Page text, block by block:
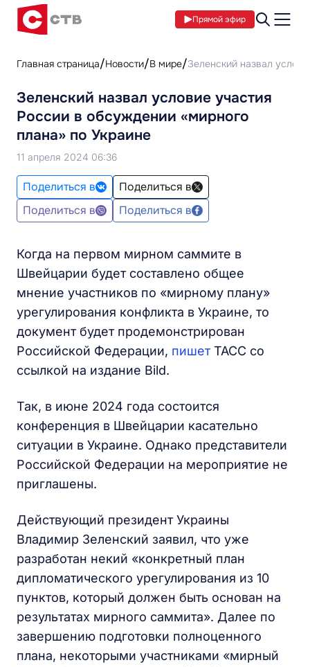
Прямой эфир
Главная страница Новости В мире Зеленский назвал
Зеленский назвал условие участия
России в обсуждении «мирного
плана» по Украине
11 апреля 2024 06:36
Поделиться в
Поделиться в
Поделиться в
Поделиться в
Когда на первом мирном саммите в
Швейцарии будет составлено общее
мнение участников по «мирному плану»
урегулирования конфликта в Украине, то
документ будет продемонстрирован
Российской Федерации, пишетТАСС со
ссылкой на издание Bild.
Так, в июне 2024 года состоится
конференция в Швейцарии касательно
ситуации в Украине. Однако представители
Российской Федерации на мероприятие не
приглашены.
Действующий президент Украины
Владимир Зеленский заявил, что уже
разработан некий «конкретный план
дипломатического урегулирования из 10
пунктов, который должен быть основан на
результатах мирного саммита». Далее по
завершению подготовки полноценного
плана, некоторыми участниками «мирный